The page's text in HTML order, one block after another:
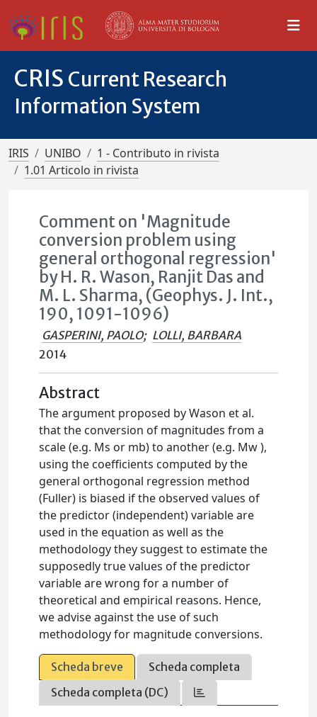
CRIS Current Research
Information System
IRIS UNIBO
1 - Contributo in rivista
1.01 Articolo in rivista
Comment on 'Magnitude
conversion problem using
general orthogonal regression'
by H. R. Wason, Ranjit Das and
M. L. Sharma, (Geophys. J. Int.,
190, 1091-1096)
GASPERINI, PAOLO; LOLLI, BARBARA
2014
Abstract
The argument proposed by Wason et al.
that the conversion of magnitudes from a
scale (e.g. Ms or mb) to another (e.g. Mw ),
using the coefficients computed by the
general orthogonal regression method
(Fuller) is biased if the observed values of
the predictor (independent) variable are
used in the equation as well as the
methodology they suggest to estimate the
supposedly true values of the predictor
variable are wrong for a number of
theoretical and empirical reasons. Hence,
we advise against the use of such
methodology for magnitude conversions.
Scheda breve
Scheda completa
Scheda completa (DC)